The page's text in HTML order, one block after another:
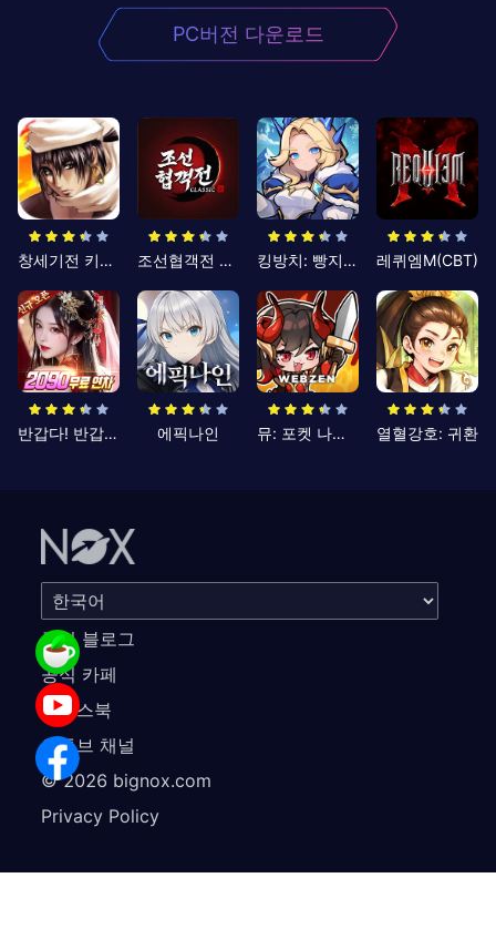
PC버전 다운로드
창세기전 키우기 조선협객전 클래식 킹방치: 빵지의 제왕 레퀴엠M(CBT)
반갑다! 반갑삼국지 에픽나인 뮤: 포켓 나이츠 열혈강호: 귀환
공식 블로그
공식 카페
페이스북
유튜브 채널
©2026 bignox.com
Privacy Policy